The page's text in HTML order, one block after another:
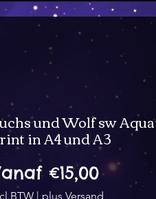
und Wolf sw
in A4 und A3
€15,00
| plus Versand